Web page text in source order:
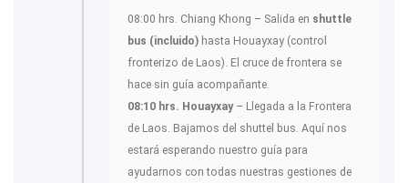
08:00 hrs. Chiang Khong – Salida en shuttle
bus (incluido) hasta Houayxay (control
fronterizo de Laos). El cruce de frontera se
hace sin guía acompañante.
08:10 hrs. Houayxay – Llegada a la Frontera
de Laos. Bajamos del shuttel bus. Aquí nos
estará esperando nuestro guía para
ayudarnos con todas nuestras gestiones de